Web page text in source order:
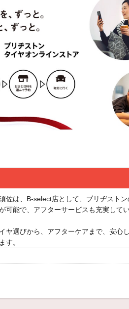
佐は、B-select店として、ブリヂスト
可能で、アフターサービスも充実して
ヤ選びから、アフターケアまで、安心
す。